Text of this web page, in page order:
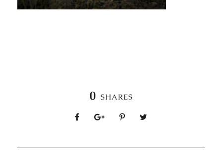
0 SHARES